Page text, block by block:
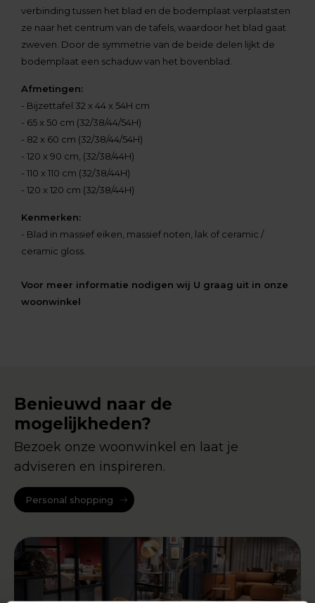
verbinding tussen het blad en de bodemplaat verplaatsten
ze naar het centrum van de tafels, waardoor het blad gaat
zweven. Door de symmetrie van de beide delen lijkt de
bodemplaat een schaduw van het bovenblad.
Afmetingen:
- Bijzettafel 32 x 44 x 54H cm
- 65 x 50 cm (32/38/44/54H)
- 82 x 60 cm (32/38/44/54H)
- 120 x 90 cm, (32/38/44H)
- 110 x 110 cm (32/38/44H)
- 120 x 120 cm (32/38/44H)
Kenmerken:
- Blad in massief eiken, massief noten, lak of ceramic /
ceramic gloss.
Voor meer informatie nodigen wij U graag uit in onze
woonwinkel
Benieuwd naar de
mogelijkheden?
Bezoek onze woonwinkel en laat je
adviseren en inspireren.
Personal shopping